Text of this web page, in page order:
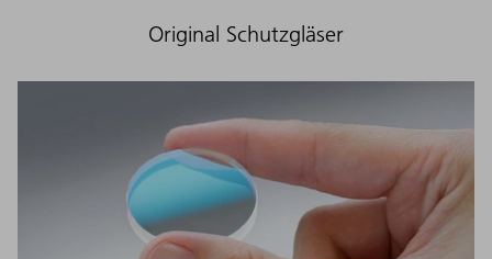
Original Schutzgläser